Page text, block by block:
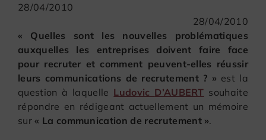
28/04/2010
28/04/2010
« Quelles sont les nouvelles problématiques
auxquelles les entreprises doivent faire face
pour recruter et comment peuvent-elles réussir
leurs communications de recrutement ? » est la
question à laquelle Ludovic D’AUBERT souhaite
répondre en rédigeant actuellement un mémoire
sur« La communication de recrutement ».